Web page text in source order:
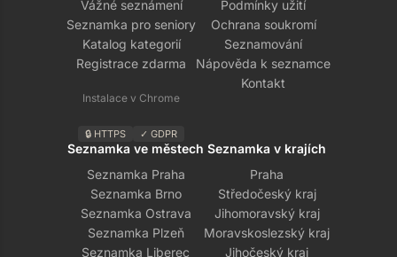
Vážné seznámení
Seznamka pro seniory
Katalog kategorií
Registrace zdarma
Instalace v Chrome
🔒 HTTPS ✓ GDPR
Podmínky užití
Ochrana soukromí
Seznamování
Nápověda k seznamce
Kontakt
Seznamka ve městech
Seznamka Praha
Seznamka Brno
Seznamka Ostrava
Seznamka Plzeň
Seznamka Liberec
Seznamka v krajích
Praha
Středočeský kraj
Jihomoravský kraj
Moravskoslezský kraj
Jihočeský kraj